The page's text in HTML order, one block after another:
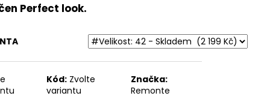
Perfect look.
Kód: Zvolte
variantu
Značka:
Remonte